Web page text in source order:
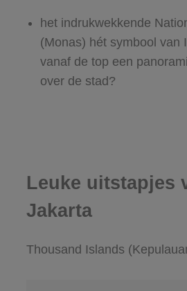
het indrukwekkende
(Monas) hét symbool van
vanaf de top een
over de stad?
Leuke uitstapjes
Jakarta
Thousand Islands